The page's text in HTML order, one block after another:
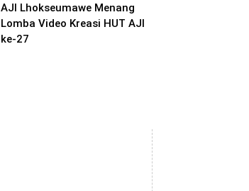
AJI Lhokseumawe Menang
Lomba Video Kreasi HUT AJI
ke-27